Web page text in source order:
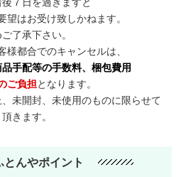
７日を過ぎますと
望はお受け致しかねます。
了承下さい。
様都合でのキャンセルは、
手配等の手数料、梱包費用
ご負担となります。
未開封、未使用のものに限らせて
頂きます。
とんやポイント